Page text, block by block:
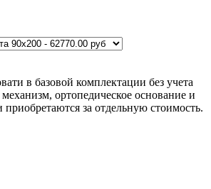
в базовой комплектации без учета
ортопедическое основание и
за отдельную стоимость.